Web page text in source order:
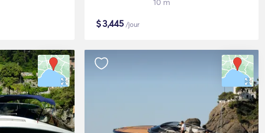
10 m
$3,445 /jour